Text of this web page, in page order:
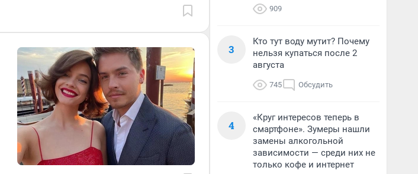
909
3
Кто тут воду мутит? Почему
нельзя купаться после 2
августа
745 Обсудить
4
«Круг интересов теперь в
смартфоне». Зумеры нашли
замены алкогольной
зависимости — среди них не
только кофе и интернет